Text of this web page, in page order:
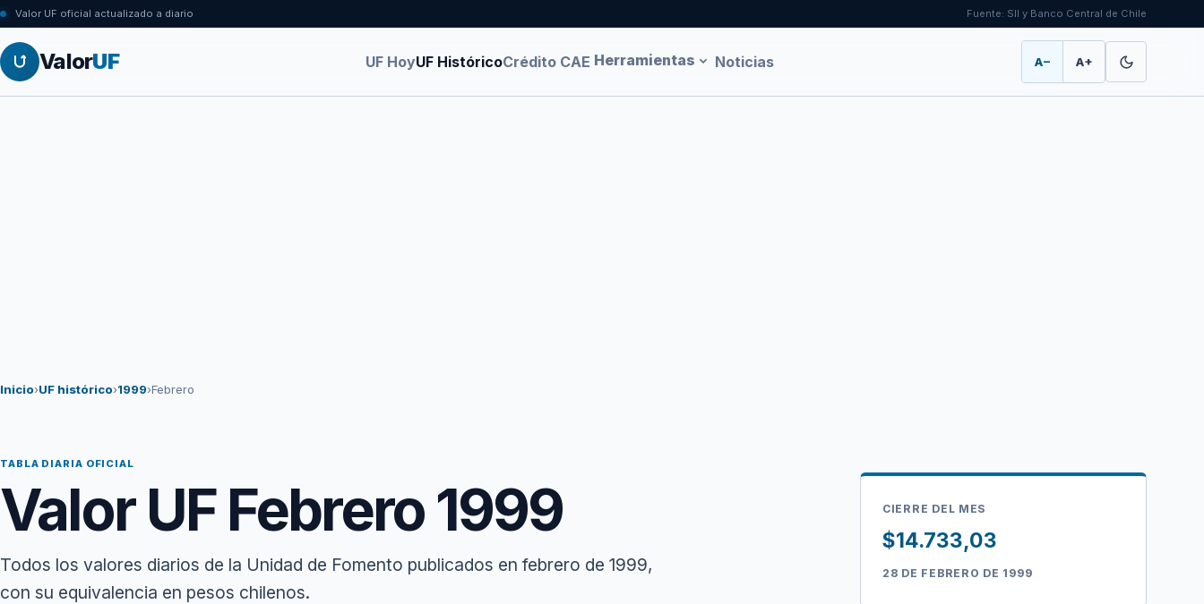
Valor UF oficial actualizado a diario Fuente: SII y Banco Central de Chile
ValorUF UF HoyUF HistóricoCrédito CAE Herramientas Noticias A− A+
Inicio›UF histórico›1999›Febrero
TABLA DIARIA OFICIAL
Valor UF Febrero 1999
Todos los valores diarios de la Unidad de Fomento publicados en febrero de 1999,
con su equivalencia en pesos chilenos.
CIERRE DEL MES
$14.733,03
28 DE FEBRERO DE 1999